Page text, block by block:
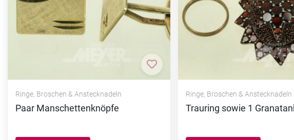
Zur Merkliste hinzufügen
Ringe, Broschen & Anstecknadeln
Paar Manschettenknöpfe
Ringe, Broschen & Anstecknadeln
Trauring sowie 1